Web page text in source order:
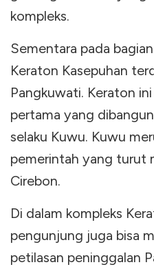
kompleks.
Sementara pada
Keraton Kasepuhan
Pangkuwati. Keraton
pertama yang
selaku Kuwu. Kuwu
pemerintah yang turut
Cirebon.
Di dalam kompleks
pengunjung juga bisa
petilasan peninggalan